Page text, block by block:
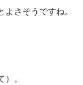
さそうですね。
。